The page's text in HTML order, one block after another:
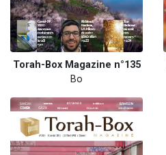
Torah-Box Magazine n°135
Bo